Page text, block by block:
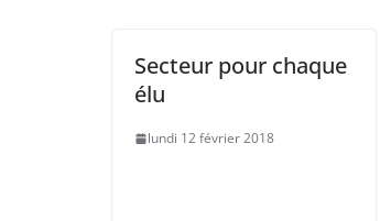
Secteur pour chaque
élu
lundi 12 février 2018